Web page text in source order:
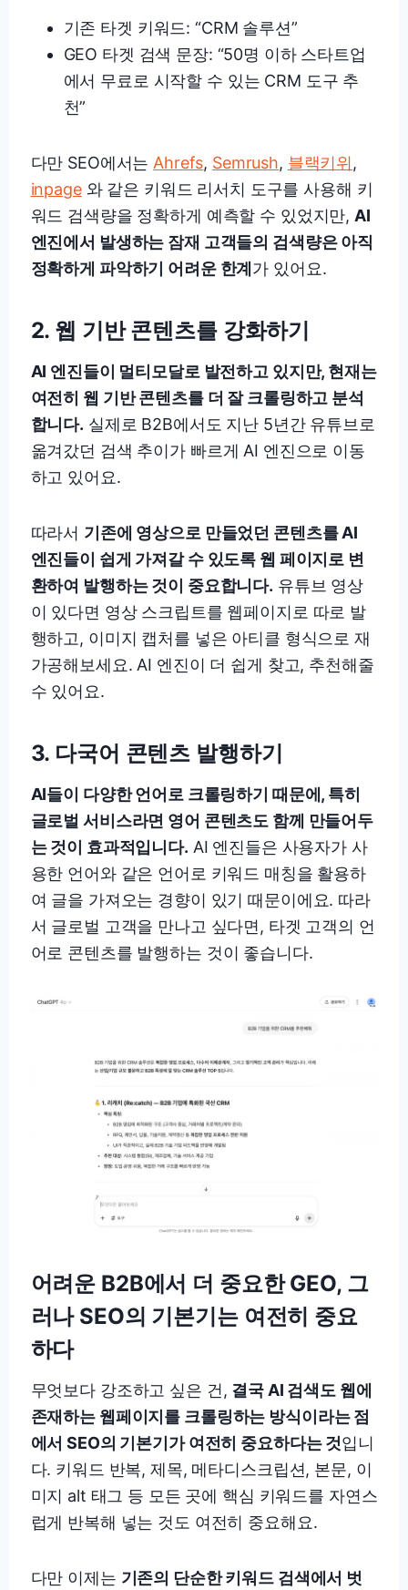
기존 타겟 키워드: “CRM 솔루션”
GEO 타겟 검색 문장: “50명 이하 스타트업
에서 무료로 시작할 수 있는 CRM 도구 추
천”
다만 SEO에서는 Ahrefs, Semrush, 블랙키위 ,
inpage와 같은 키워드 리서치 도구를 사용해 키
워드 검색량을 정확하게 예측할 수 있었지만, AI
엔진에서 발생하는 잠재 고객들의 검색량은 아직
정확하게 파악하기 어려운 한계 가 있어요.
2. 웹 기반 콘텐츠를 강화하기
AI 엔진들이 멀티모달로 발전하고 있지만, 현재는
여전히 웹 기반 콘텐츠를 더 잘 크롤링하고 분석
합니다. 실제로 B2B에서도 지난 5년간 유튜브로
옮겨갔던 검색 추이가 빠르게 AI 엔진으로 이동
하고 있어요.
따라서 기존에 영상으로 만들었던 콘텐츠를 AI
엔진들이 쉽게 가져갈 수 있도록 웹 페이지로 변
환하여 발행하는 것이 중요합니다. 유튜브 영상
이 있다면 영상 스크립트를 웹페이지로 따로 발
행하고, 이미지 캡처를 넣은 아티클 형식으로 재
가공해보세요. AI 엔진이 더 쉽게 찾고, 추천해줄
수 있어요.
3. 다국어 콘텐츠 발행하기
AI들이 다양한 언어로 크롤링하기 때문에, 특히
글로벌 서비스라면 영어 콘텐츠도 함께 만들어두
는 것이 효과적입니다. AI 엔진들은 사용자가 사
용한 언어와 같은 언어로 키워드 매칭을 활용하
여 글을 가져오는 경향이 있기 때문이에요. 따라
서 글로벌 고객을 만나고 싶다면, 타겟 고객의 언
어로 콘텐츠를 발행하는 것이 좋습니다.
어려운 B2B에서 더 중요한 GEO, 그
러나 SEO의 기본기는 여전히 중요
하다
무엇보다 강조하고 싶은 건, 결국 AI 검색도 웹에
존재하는 웹페이지를 크롤링하는 방식이라는 점
에서 SEO의 기본기가 여전히 중요하다는 것입니
다. 키워드 반복, 제목, 메타디스크립션, 본문, 이
미지 alt 태그 등 모든 곳에 핵심 키워드를 자연스
럽게 반복해 넣는 것도 여전히 중요해요.
다만 이제는 기존의 단순한 키워드 검색에서 벗